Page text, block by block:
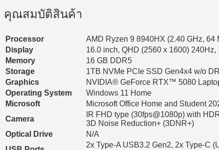
คุณสมบัติสินค้า
Processor
AMD Ryzen 9 8940HX (2.40 GHz, 64
Display
16.0 inch, QHD (2560 x 1600) 240Hz,
Memory
16 GB DDR5
Storage
1TB NVMe PCIe SSD Gen4x4 w/o
Graphics
NVIDIA® GeForce RTX™ 5080
Operating System
Windows 11 Home
Microsoft
Microsoft Office Home and Student
Camera
IR FHD type (30fps@1080p) with
3D Noise Reduction+ (3DNR+)
Optical Drive
N/A
2x Type-A USB3.2 Gen2, 2x Type-C